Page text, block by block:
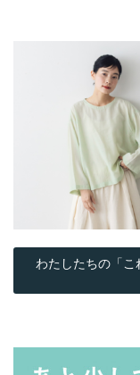
わたしたちの「